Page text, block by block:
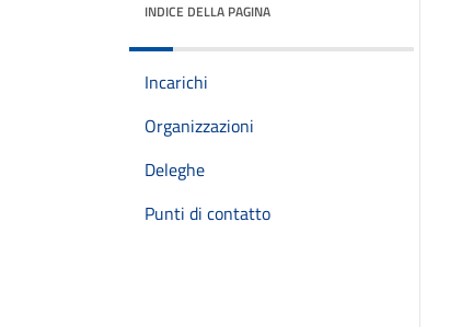
INDICE DELLA PAGINA
Incarichi
Organizzazioni
Deleghe
Punti di contatto